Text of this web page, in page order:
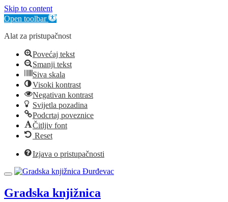
Skip to content
Open toolbar
Alat za pristupačnost
Povećaj tekst
Smanji tekst
Siva skala
Visoki kontrast
Negativan kontrast
Svijetla pozadina
Podcrtaj poveznice
Čitljiv font
Reset
Izjava o pristupačnosti
Gradska knjižnica